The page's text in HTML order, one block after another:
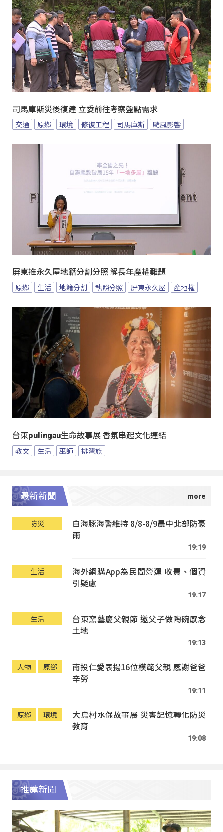
司馬庫斯災後復建 立委前往考察盤點需求
交通 原鄉 環境 修復工程 司馬庫斯 颱風影響
屏東推永久屋地籍分割分照 解長年產權難題
原鄉 生活 地籍分割 執照分照 屏東永久屋 產地權
台東pulingau生命故事展 香氛串起文化連結
教文 生活 巫師 排灣族
最新新聞
防災
白海豚海警維持 8/8-8/9晨中北部防豪
雨
19:19
生活
海外網購App為民間營運 收費、個資
引疑慮
19:17
生活
台東窯藝慶父親節 邀父子做陶碗感念
土地
19:13
人物 原鄉
南投仁愛表揚16位模範父親 感謝爸爸
辛勞
19:11
原鄉 環境
大鳥村水保故事展 災害記憶轉化防災
教育
19:08
推薦新聞